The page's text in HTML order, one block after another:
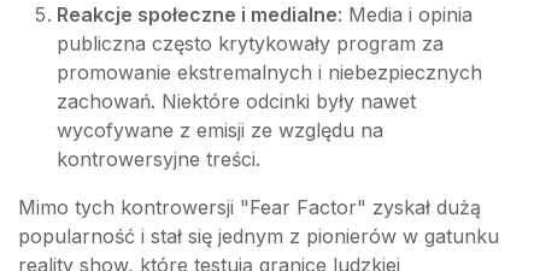
Reakcje społeczne i medialne: Media i opinia
publiczna często krytykowały program za
promowanie ekstremalnych i niebezpiecznych
zachowań. Niektóre odcinki były nawet
wycofywane z emisji ze względu na
kontrowersyjne treści.
Mimo tych kontrowersji "Fear Factor" zyskał dużą
popularność i stał się jednym z pionierów w gatunku
reality show, które testują granice ludzkiej